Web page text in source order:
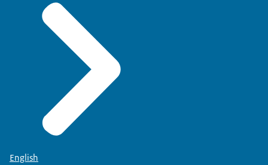
English